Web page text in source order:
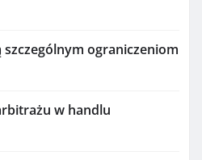
ograniczeniom
w handlu